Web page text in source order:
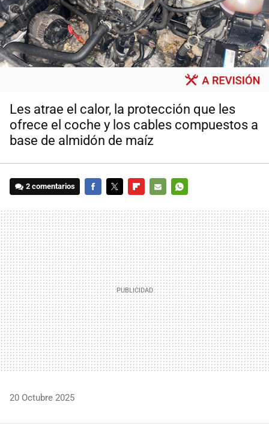
Les atrae el calor, la protección que les
ofrece el coche y los cables compuestos a
base de almidón de maíz
2 comentarios
MAIL
20 Octubre 2025